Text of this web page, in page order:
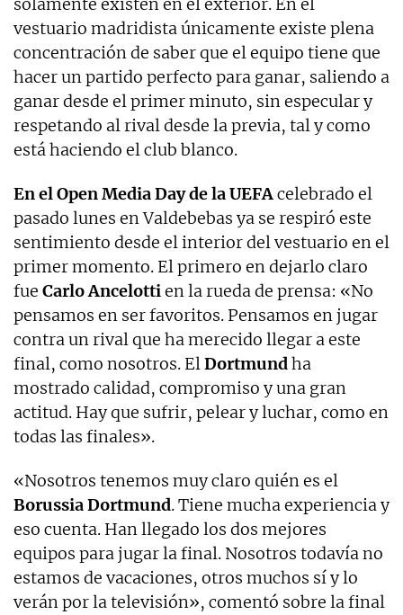
vestuario madridista únicamente existe plena
concentración de saber que el equipo tiene que
hacer un partido perfecto para ganar, saliendo a
ganar desde el primer minuto, sin especular y
respetando al rival desde la previa, tal y como
está haciendo el club blanco.
En el Open Media Day de la UEFAcelebrado el
pasado lunes en Valdebebas ya se respiró este
sentimiento desde el interior del vestuario en el
primer momento. El primero en dejarlo claro
fue Carlo Ancelottien la rueda de prensa: «No
pensamos en ser favoritos. Pensamos en jugar
contra un rival que ha merecido llegar a este
final, como nosotros. ElDortmundha
mostrado calidad, compromiso y una gran
actitud. Hay que sufrir, pelear y luchar, como en
todas las finales».
«Nosotros tenemos muy claro quién es el
Borussia Dortmund. Tiene mucha experiencia y
eso cuenta. Han llegado los dos mejores
equipos para jugar la final. Nosotros todavía no
estamos de vacaciones, otros muchos sí y lo
verán por la televisión», comentó sobre la final